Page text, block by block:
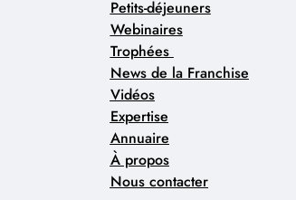
Petits-déjeuners
Webinaires
Trophées
News de la Franchise
Vidéos
Expertise
Annuaire
À propos
Nous contacter